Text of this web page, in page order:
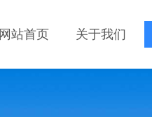
网站首页 关于我们